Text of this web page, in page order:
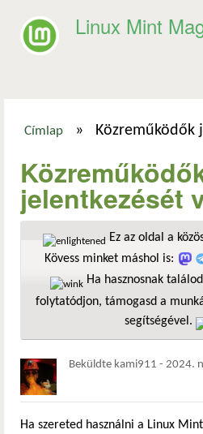
Linux Mint
Címlap » Közreműködők
jelentkezését
Ez az oldal a
Kövess minket máshol is:
Ha hasznosnak
folytatódjon, támogasd a
segítségével.
Beküldte kami911 - 2024.
Ha szereted használni a Linux